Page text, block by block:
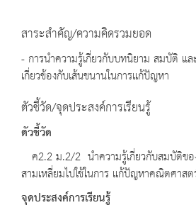
สาระสำคัญ/ความคิดรวมยอด
- การนำความรู้เกี่ยวกับบทนิยาม สมบัติ
เกี่ยวข้องกับเส้นขนานในการแก้ปัญหา
ตัวชี้วัด/จุดประสงค์การเรียนรู้
ตัวชี้วัด
ค2.2 ม.2/2 นำความรู้เกี่ยวกับสมบัติขอ
สามเหลี่ยมไปใช้ในการ แก้ปัญหาคณิตศาส
จุดประสงค์การเรียนรู้